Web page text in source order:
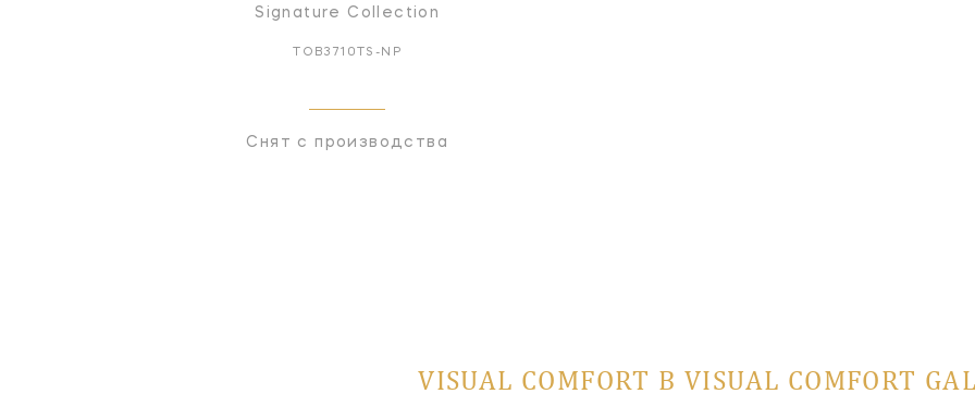
Signature Collection
TOB3710TS-NP
Снят с производства
VISUAL COMFORT В VISUAL COMFORT